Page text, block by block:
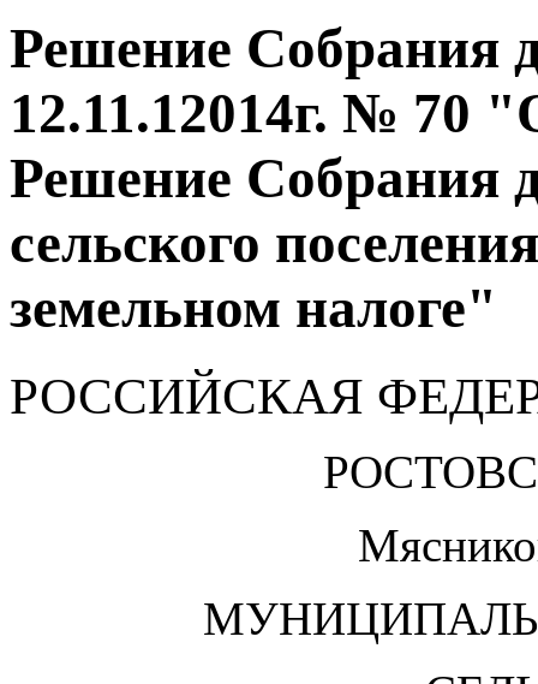
Решение Собрания
12.11.12014г. № 70
Решение Собрания
сельского
земельном налоге"
РОССИЙСКАЯ